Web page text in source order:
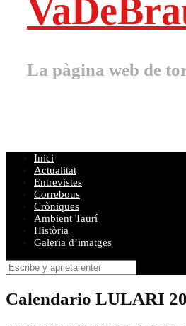
La pàgina web de
Inici
Actualitat
Entrevistes
Correbous
Cròniques
Ambient Taurí
Història
Galeria d’imatges
Buscar
por:
Calendario LULARI